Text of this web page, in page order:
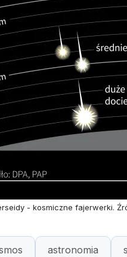
- kosmiczne fajerwerki.
astronomia